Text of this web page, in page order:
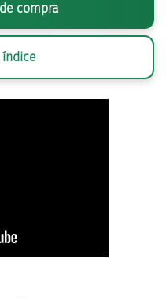
compra
índice